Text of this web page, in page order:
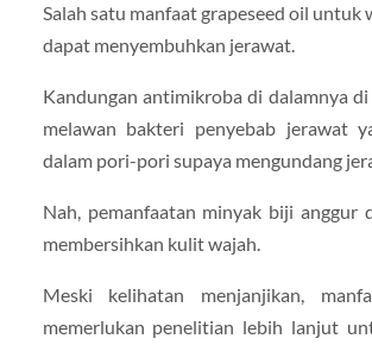
Salah satu manfaat grapeseed oil untuk
dapat menyembuhkan jerawat.
Kandungan antimikroba di dalamnya
melawan bakteri penyebab jerawat
dalam pori-pori supaya mengundang
Nah, pemanfaatan minyak biji anggur
membersihkan kulit wajah.
Meski kelihatan menjanjikan,
memerlukan penelitian lebih lanjut